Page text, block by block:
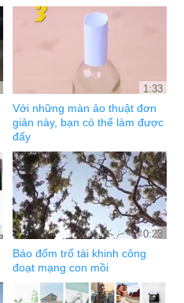
1:33
Với những màn ảo thuật đơn
giản này, bạn có thể làm được
đấy
0:23
Báo đốm trổ tài khinh công
đoạt mạng con mồi